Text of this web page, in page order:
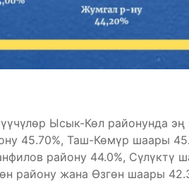
Ысык-Көл районунда
45.70%, Таш-Көмүр шаары
району 44.0%, Сүлүктү
району жана Өзгөн шаары